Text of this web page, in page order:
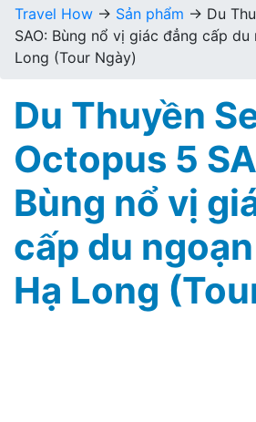
Travel How → Sản phẩm → Du
SAO: Bùng nổ vị giác đẳng cấp du
Long (Tour Ngày)
Du Thuyền
Octopus 5
Bùng nổ vị
cấp du
Hạ Long